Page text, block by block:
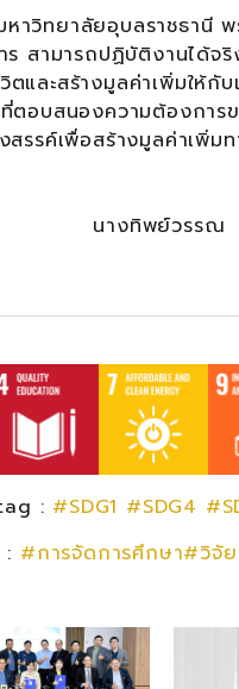
าลัยอุบลราชธานี พร้อม
ร สามารถปฏิบัติงานได้จ
และสร้างมูลค่าเพิ่มให้กับ
ตอบสนองความต้องกา
สรรค์เพื่อสร้างมูลค่าเพิ่ม
นางทิพย์วรรณ
: #SDG1 #SDG4
#การจัดการศึกษา#วิจั